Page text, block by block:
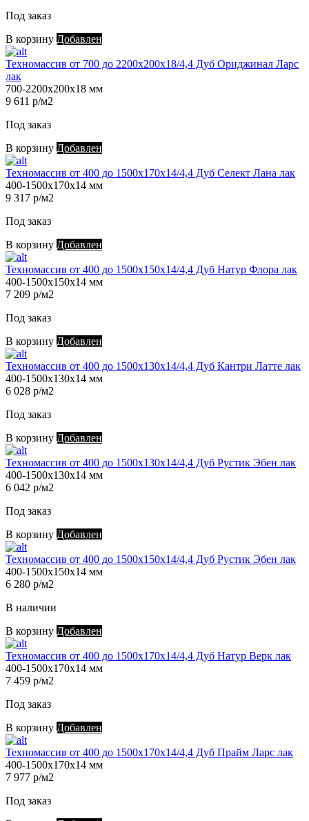
Под заказ
В корзину Добавлен
Техномассив от 700 до 2200х200х18/4,4 Дуб Ориджинал Ларс
лак
700-2200х200х18 мм
9 611 р/м2
Под заказ
В корзину Добавлен
Техномассив от 400 до 1500х170х14/4,4 Дуб Селект Лана лак
400-1500х170х14 мм
9 317 р/м2
Под заказ
В корзину Добавлен
Техномассив от 400 до 1500х150х14/4,4 Дуб Натур Флора лак
400-1500х150х14 мм
7 209 р/м2
Под заказ
В корзину Добавлен
Техномассив от 400 до 1500х130х14/4,4 Дуб Кантри Латте лак
400-1500х130х14 мм
6 028 р/м2
Под заказ
В корзину Добавлен
Техномассив от 400 до 1500х130х14/4,4 Дуб Рустик Эбен лак
400-1500х130х14 мм
6 042 р/м2
Под заказ
В корзину Добавлен
Техномассив от 400 до 1500х150х14/4,4 Дуб Рустик Эбен лак
400-1500х150х14 мм
6 280 р/м2
В наличии
В корзину Добавлен
Техномассив от 400 до 1500х170х14/4,4 Дуб Натур Верк лак
400-1500х170х14 мм
7 459 р/м2
Под заказ
В корзину Добавлен
Техномассив от 400 до 1500х170х14/4,4 Дуб Прайм Ларс лак
400-1500х170х14 мм
7 977 р/м2
Под заказ